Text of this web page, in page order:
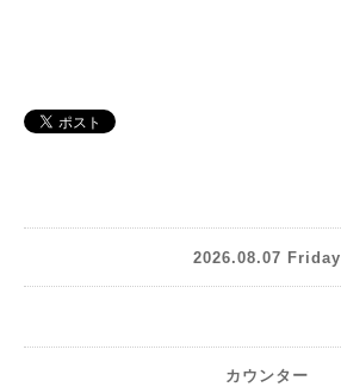
2026.08.07 Friday
カウンター